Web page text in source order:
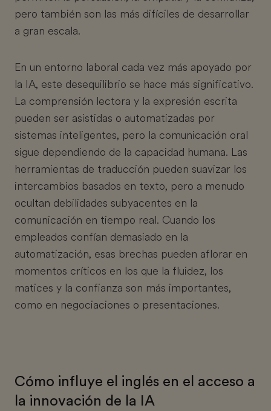
pero también son las más difíciles de desarrollar
a gran escala.
En un entorno laboral cada vez más apoyado por
la IA, este desequilibrio se hace más significativo.
La comprensión lectora y la expresión escrita
pueden ser asistidas o automatizadas por
sistemas inteligentes, pero la comunicación oral
sigue dependiendo de la capacidad humana. Las
herramientas de traducción pueden suavizar los
intercambios basados en texto, pero a menudo
ocultan debilidades subyacentes en la
comunicación en tiempo real. Cuando los
empleados confían demasiado en la
automatización, esas brechas pueden aflorar en
momentos críticos en los que la fluidez, los
matices y la confianza son más importantes,
como en negociaciones o presentaciones.
Cómo influye el inglés en el acceso a
la innovación de la IA